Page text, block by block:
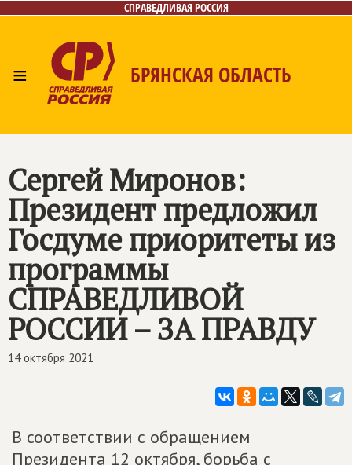
СПРАВЕДЛИВАЯ РОССИЯ
≡ БРЯНСКАЯ ОБЛАСТЬ
Сергей Миронов:
Президент предложил
Госдуме приоритеты из
программы
СПРАВЕДЛИВОЙ
РОССИИ – ЗА ПРАВДУ
14 октября 2021
В соответствии с обращением
Президента 12 октября, борьба с